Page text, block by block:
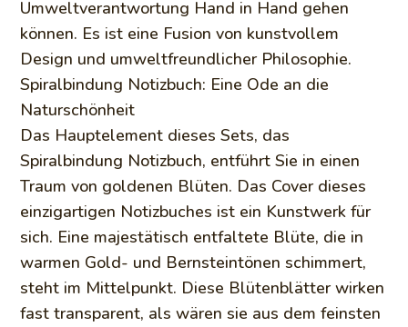
Umweltverantwortung Hand in Hand gehen
können. Es ist eine Fusion von kunstvollem
Design und umweltfreundlicher Philosophie.
Spiralbindung Notizbuch: Eine Ode an die
Naturschönheit
Das Hauptelement dieses Sets, das
Spiralbindung Notizbuch, entführt Sie in einen
Traum von goldenen Blüten. Das Cover dieses
einzigartigen Notizbuches ist ein Kunstwerk für
sich. Eine majestätisch entfaltete Blüte, die in
warmen Gold- und Bernsteintönen schimmert,
steht im Mittelpunkt. Diese Blütenblätter wirken
fast transparent, als wären sie aus dem feinsten